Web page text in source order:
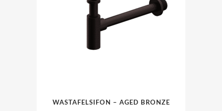
WASTAFELSIFON – AGED BRONZE